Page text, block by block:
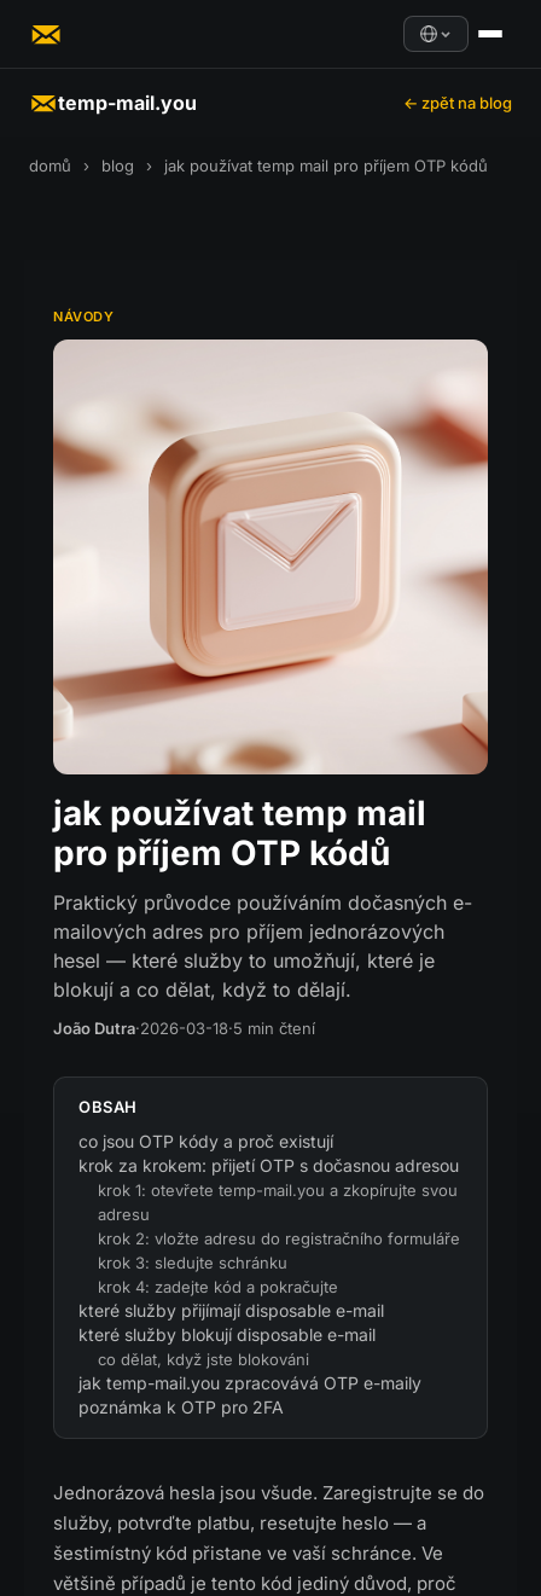
temp-mail.you ← zpět na blog
domů › blog › jak používat temp mail pro příjem OTP kódů
NÁVODY
jak používat temp mail
pro příjem OTP kódů
Praktický průvodce používáním dočasných e-
mailových adres pro příjem jednorázových
hesel — které služby to umožňují, které je
blokují a co dělat, když to dělají.
João Dutra·2026-03-18·5 min čtení
OBSAH
co jsou OTP kódy a proč existují
krok za krokem: přijetí OTP s dočasnou adresou
krok 1: otevřete temp-mail.you a zkopírujte svou
adresu
krok 2: vložte adresu do registračního formuláře
krok 3: sledujte schránku
krok 4: zadejte kód a pokračujte
které služby přijímají disposable e-mail
které služby blokují disposable e-mail
co dělat, když jste blokováni
jak temp-mail.you zpracovává OTP e-maily
poznámka k OTP pro 2FA
Jednorázová hesla jsou všude. Zaregistrujte se do
služby, potvrďte platbu, resetujte heslo — a
šestimístný kód přistane ve vaší schránce. Ve
většině případů je tento kód jediný důvod, proč